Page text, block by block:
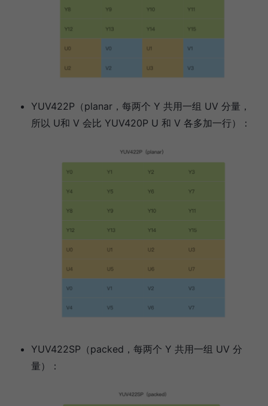
YUV422P（planar，每两个 Y 共用一组 UV 分量，
所以 U和 V 会比 YUV420P U 和 V 各多加一行）：
YUV422SP（packed，每两个 Y 共用一组 UV 分
量）：